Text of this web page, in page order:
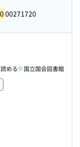
00271720
める 国立国会図書館